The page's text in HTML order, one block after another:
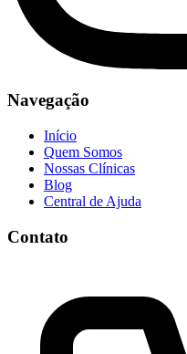
Navegação
Início
Quem Somos
Nossas Clínicas
Blog
Central de Ajuda
Contato